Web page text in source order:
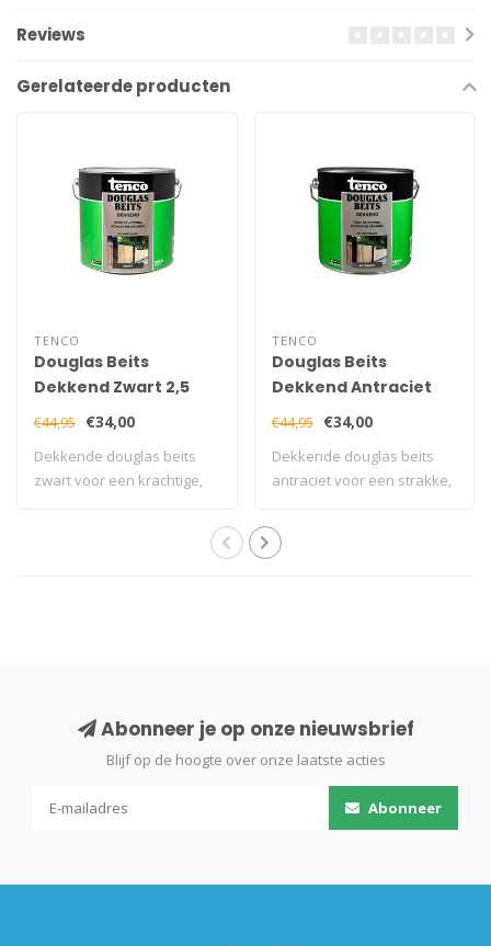
Reviews
Gerelateerde producten
TENCO
Douglas Beits
Dekkend Zwart 2,5
€44,95 €34,00
Dekkende douglas beits
zwart voor een krachtige,
TENCO
Douglas Beits
Dekkend Antraciet
2,5 liter
€44,95 €34,00
Dekkende douglas beits
antraciet voor een strakke,
Abonneer je op onze nieuwsbrief
Blijf op de hoogte over onze laatste acties
Abonneer